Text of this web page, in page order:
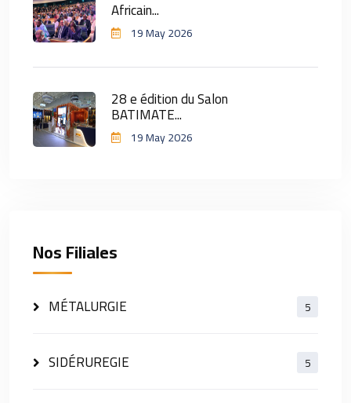
Africain...
19 May 2026
28 e édition du Salon
BATIMATE...
19 May 2026
Nos Filiales
MÉTALURGIE 5
SIDÉRUREGIE 5